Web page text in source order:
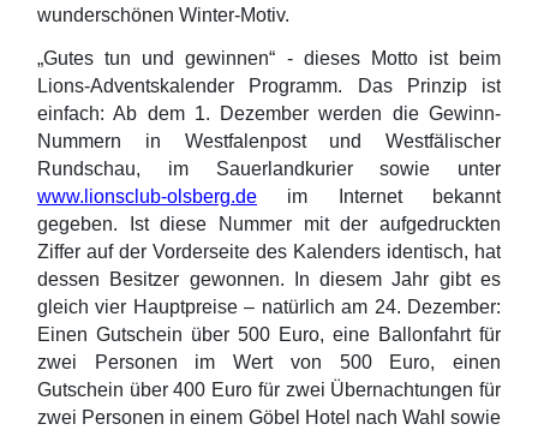
wunderschönen Winter-Motiv.
„Gutes tun und gewinnen“ - dieses Motto ist beim
Lions-Adventskalender Programm. Das Prinzip ist
einfach: Ab dem 1. Dezember werden die Gewinn-
Nummern in Westfalenpost und Westfälischer
Rundschau, im Sauerlandkurier sowie unter
www.lionsclub-olsberg.de im Internet bekannt
gegeben. Ist diese Nummer mit der aufgedruckten
Ziffer auf der Vorderseite des Kalenders identisch, hat
dessen Besitzer gewonnen. In diesem Jahr gibt es
gleich vier Hauptpreise – natürlich am 24. Dezember:
Einen Gutschein über 500 Euro, eine Ballonfahrt für
zwei Personen im Wert von 500 Euro, einen
Gutschein über 400 Euro für zwei Übernachtungen für
zwei Personen in einem Göbel Hotel nach Wahl sowie